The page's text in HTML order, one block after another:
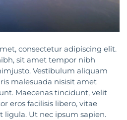
consectetur adipiscing elit.
sit amet tempor nibh
Vestibulum aliquam
malesuada nisisit amet
Maecenas tincidunt, velit
eros facilisis libero, vitae
Ut nec ipsum sapien.